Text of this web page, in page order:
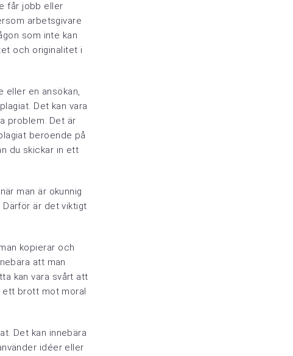
får jobb eller
arbetsgivare
som inte kan
och originalitet i
eller en ansökan,
Det kan vara
problem. Det är
beroende på
du skickar in ett
man är okunnig
är det viktigt
kopierar och
att man
kan vara svårt att
ett brott mot moral
Det kan innebära
idéer eller